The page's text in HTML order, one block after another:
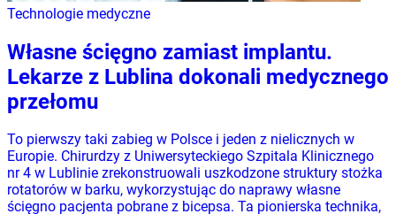
Technologie medyczne
Własne ścięgno zamiast implantu.
Lekarze z Lublina dokonali medycznego
przełomu
To pierwszy taki zabieg w Polsce i jeden z nielicznych w
Europie. Chirurdzy z Uniwersyteckiego Szpitala Klinicznego
nr 4 w Lublinie zrekonstruowali uszkodzone struktury stożka
rotatorów w barku, wykorzystując do naprawy własne
ścięgno pacjenta pobrane z bicepsa. Ta pionierska technika,